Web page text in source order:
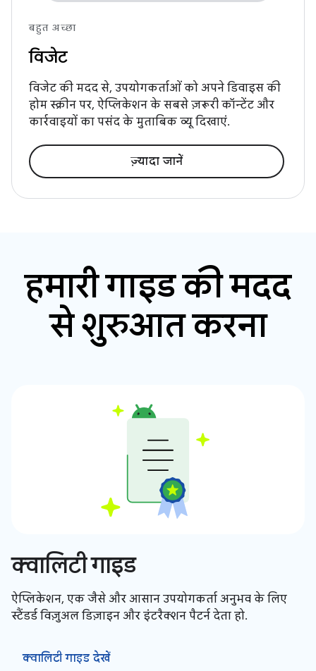
बहुत अच्छा
विजेट
विजेट की मदद से, उपयोगकर्ताओं को अपने डिवाइस की
होम स्क्रीन पर, ऐप्लिकेशन के सबसे ज़रूरी कॉन्टेंट और
कार्रवाइयों का पसंद के मुताबिक व्यू दिखाएं.
ज़्यादा जानें
हमारी गाइड की मदद
से शुरुआत करना
क्वालिटी गाइड
ऐप्लिकेशन, एक जैसे और आसान उपयोगकर्ता अनुभव के लिए
स्टैंडर्ड विज़ुअल डिज़ाइन और इंटरैक्शन पैटर्न देता हो.
क्वालिटी गाइड देखें